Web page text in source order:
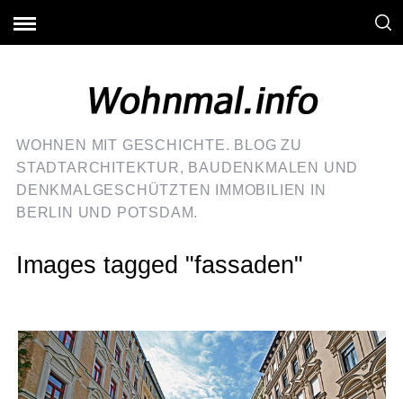
WOHNEN MIT GESCHICHTE. BLOG ZU
STADTARCHITEKTUR, BAUDENKMALEN UND
DENKMALGESCHÜTZTEN IMMOBILIEN IN
BERLIN UND POTSDAM.
Images tagged "fassaden"